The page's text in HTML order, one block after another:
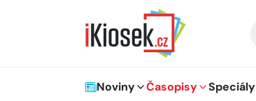
Hlavní navigace
Noviny Časopisy Speciály